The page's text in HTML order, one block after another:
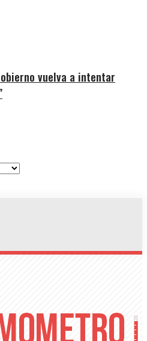
vuelva a intentar